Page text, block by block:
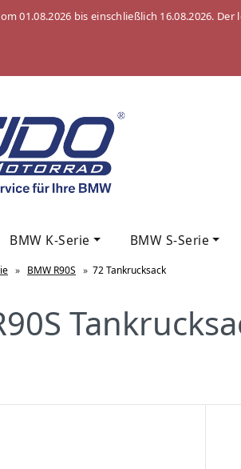
01.08.2026 bis einschließlich 16.08.2026.
BMW K-Serie BMW S-Serie
» BMW R90S » 72 Tankrucksack